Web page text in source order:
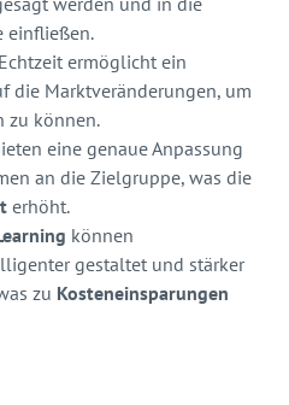
einfließen.
ermöglicht ein
die Marktveränderungen, um
zu können.
eine genaue Anpassung
an die Zielgruppe, was die
erhöht.
können
gestaltet und stärker
zu Kosteneinsparungen